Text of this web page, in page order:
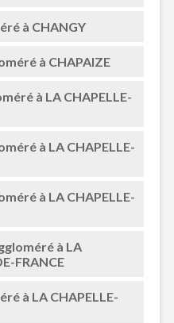
à CHANGY
à CHAPAIZE
à LA CHAPELLE-
à LA CHAPELLE-
à LA CHAPELLE-
à LA
FRANCE
à LA CHAPELLE-